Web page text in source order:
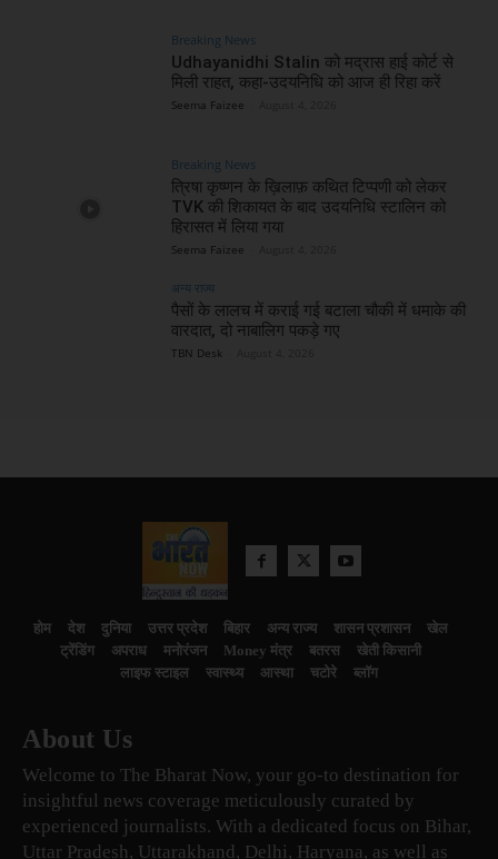
Breaking News
Udhayanidhi Stalin को मद्रास हाई कोर्ट से
मिली राहत, कहा-उदयनिधि को आज ही रिहा करें
Seema Faizee
Breaking News
त्रिषा कृष्णन के ख़िलाफ़ कथित टिप्पणी को लेकर
TVK की शिकायत के बाद उदयनिधि स्टालिन को
हिरासत में लिया गया
Seema Faizee
अन्य राज्य
पैसों के लालच में कराई गई बटाला चौकी में धमाके की
वारदात, दो नाबालिग पकड़े गए
TBN Desk
होम देश दुनिया उत्तर प्रदेश बिहार अन्य राज्य शासन प्रशासन
खेल
ट्रेंडिंग
अपराध मनोरंजन Money मंत्र बतरस
खेती किसानी
लाइफ स्टाइल
स्वास्थ्य आस्था चटोरे ब्लॉग
About Us
Welcome to The Bharat Now, your go-to destination for
insightful news coverage meticulously curated by
experienced journalists. With a dedicated focus on Bihar,
Uttar Pradesh, Uttarakhand, Delhi, Haryana, as well as